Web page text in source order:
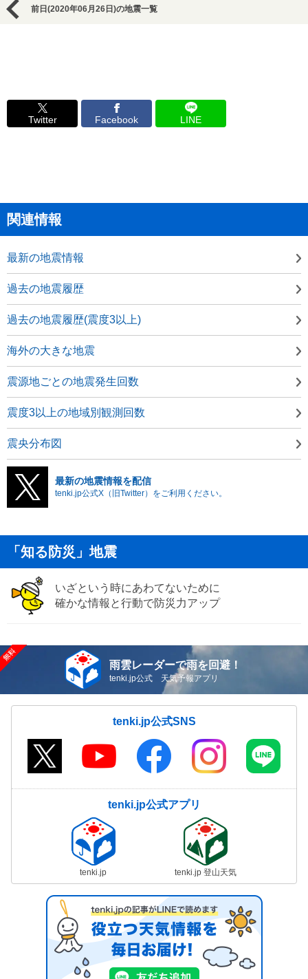
前日(2020年06月26日)の地震一覧
Twitter Facebook LINE
関連情報
最新の地震情報
過去の地震履歴
過去の地震履歴(震度3以上)
海外の大きな地震
震源地ごとの地震発生回数
震度3以上の地域別観測回数
震央分布図
最新の地震情報を配信
tenki.jp公式X（旧Twitter）をご利用ください。
「知る防災」地震
いざという時にあわてないために
確かな情報と行動で防災力アップ
雨雲レーダーで雨を回避！
tenki.jp公式 天気予報アプリ
tenki.jp公式SNS
tenki.jp公式アプリ
tenki.jp tenki.jp 登山天気